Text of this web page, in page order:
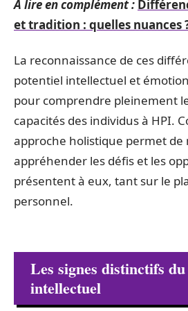
A lire en complément :
et tradition : quelles nuances
La reconnaissance de ces
potentiel intellectuel et
pour comprendre pleinement
capacités des individus à HPI.
approche holistique permet de
appréhender les défis et les
présentent à eux, tant sur le
personnel.
Les signes distinctifs
intellectuel